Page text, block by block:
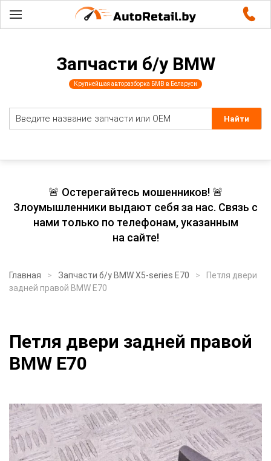
Запчасти б/у BMW
Крупнейшая авторазборка БМВ в Беларуси
🚨 Остерегайтесь мошенников! 🚨
Злоумышленники выдают себя за нас. Связь с
нами только по телефонам, указанным
на сайте!
Главная Запчасти б/у BMW X5-series E70
Петля двери
задней правой BMW E70
Петля двери задней правой
BMW E70